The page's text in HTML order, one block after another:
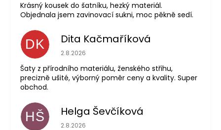
Krásný kousek do šatníku, hezký materiál.
Objednala jsem zavinovací sukni, moc pěkně sedí.
DK Dita Kačmaříková
Hodnocení obchodu je 5 z 5 hvězdiček.
2.8.2026
Šaty z přírodního materiálu, ženského střihu,
precizně ušité, výborný poměr ceny a kvality. Super
obchod.
HŠ Helga Ševčíková
Hodnocení obchodu je 5 z 5 hvězdiček.
2.8.2026